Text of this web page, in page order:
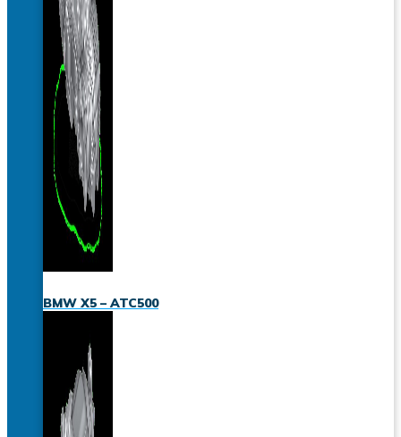
BMW X5 – ATC500